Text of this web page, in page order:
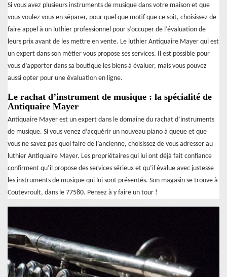
Si vous avez plusieurs instruments de musique dans votre maison et que
vous voulez vous en séparer, pour quel que motif que ce soit, choisissez de
faire appel à un luthier professionnel pour s’occuper de l’évaluation de
leurs prix avant de les mettre en vente. Le luthier Antiquaire Mayer qui est
un expert dans son métier vous propose ses services. Il est possible pour
vous d’apporter dans sa boutique les biens à évaluer, mais vous pouvez
aussi opter pour une évaluation en ligne.
Le rachat d’instrument de musique : la spécialité de
Antiquaire Mayer
Antiquaire Mayer est un expert dans le domaine du rachat d’instruments
de musique. Si vous venez d’acquérir un nouveau piano à queue et que
vous ne savez pas quoi faire de l’ancienne, choisissez de vous adresser au
luthier Antiquaire Mayer. Les propriétaires qui lui ont déjà fait confiance
confirment qu’il propose des services sérieux et qu’il évalue avec justesse
les instruments de musique qui lui sont présentés. Son magasin se trouve à
Coutevroult, dans le 77580. Pensez à y faire un tour !